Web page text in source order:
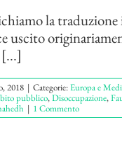
la traduzione
uscito
2018 | Categorie:Europa e
pubblico,Disoccupazione,
| 1 Commento